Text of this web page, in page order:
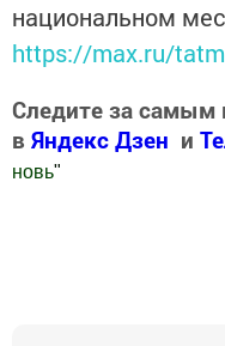
национальном
https://max.ru/
Следите за
в Яндекс Дзен и
новь"